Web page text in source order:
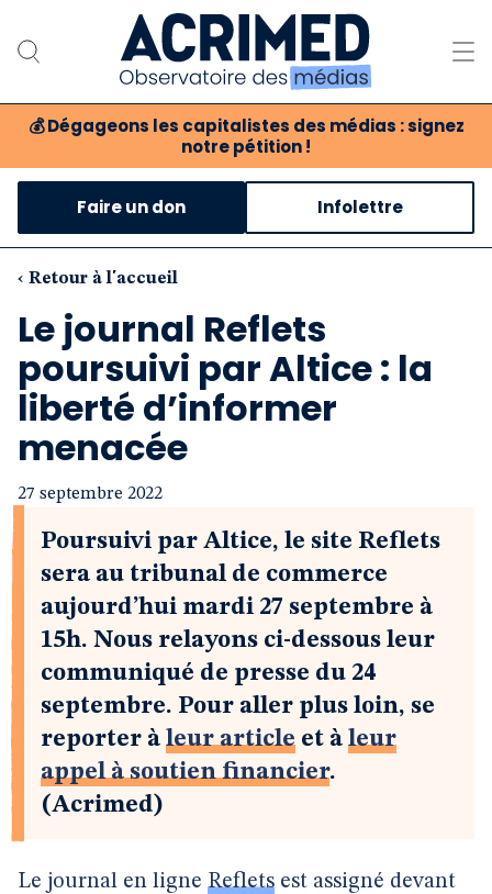
💰 Dégageons les capitalistes des médias : signez
notre pétition !
Notre association
Notre critique des médias
Nos propositions
Notre revue
Boutique
Faire un don Infolettre
‹ Retour à l'accueil
Le journal Reflets
poursuivi par Altice : la
liberté d’informer
menacée
27 septembre 2022
Poursuivi par Altice, le site Reflets
sera au tribunal de commerce
aujourd’hui mardi 27 septembre à
15h. Nous relayons ci-dessous leur
communiqué de presse du 24
septembre. Pour aller plus loin, se
reporter à leur article et à leur
appel à soutien financier.
(Acrimed)
Le journal en ligne Reflets est assigné devant